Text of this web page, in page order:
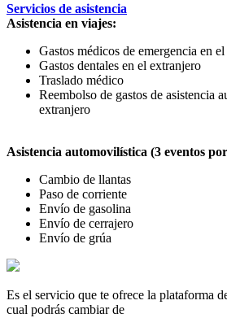
Servicios de asistencia
Asistencia en viajes:
Gastos médicos de emergencia en
Gastos dentales en el extranjero
Traslado médico
Reembolso de gastos de asistencia
extranjero
Asistencia automovilística (3 eventos
Cambio de llantas
Paso de corriente
Envío de gasolina
Envío de cerrajero
Envío de grúa
Es el servicio que te ofrece la plataforma
cual podrás cambiar de